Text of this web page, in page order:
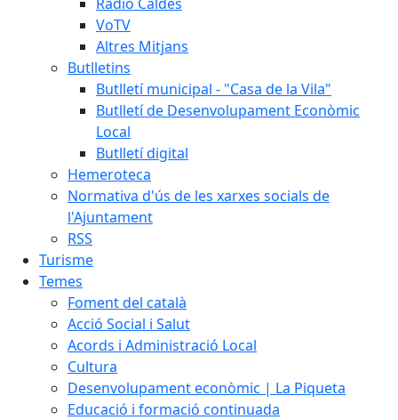
VoTV
Altres Mitjans
Butlletins
Butlletí municipal - "Casa de la Vila"
Butlletí de Desenvolupament Econòmic
Local
Butlletí digital
Hemeroteca
Normativa d'ús de les xarxes socials de
l'Ajuntament
RSS
Turisme
Temes
Foment del català
Acció Social i Salut
Acords i Administració Local
Cultura
Desenvolupament econòmic | La Piqueta
Educació i formació continuada